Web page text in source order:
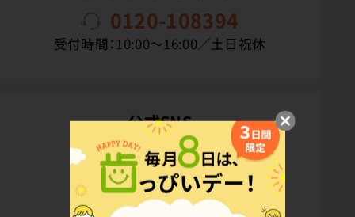
0120-108394
受付時間：10:00〜16:00／土日祝休
公式SNS